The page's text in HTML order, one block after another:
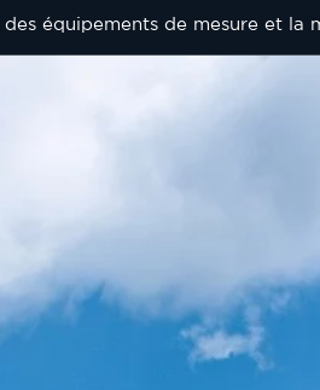
équipements de mesure et la